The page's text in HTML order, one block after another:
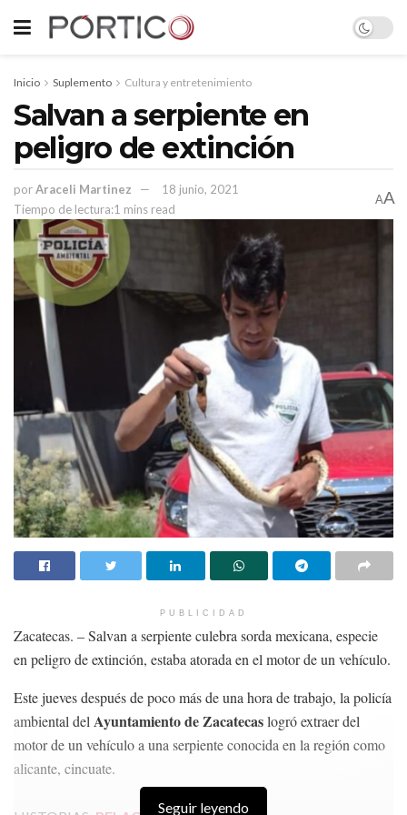
Inicio Suplemento Cultura y entretenimiento
Salvan a serpiente en
peligro de extinción
porAraceli Martinez
18 junio, 2021
Tiempo de lectura:1 mins read
AA
PUBLICIDAD
Zacatecas. – Salvan a serpiente culebra sorda mexicana, especie
en peligro de extinción, estaba atorada en el motor de un vehículo.
Este jueves después de poco más de una hora de trabajo, la policía
ambiental delAyuntamiento de Zacatecaslogró extraer del
motor de un vehículo a una serpiente conocida en la región como
alicante, cincuate.
Seguir leyendo